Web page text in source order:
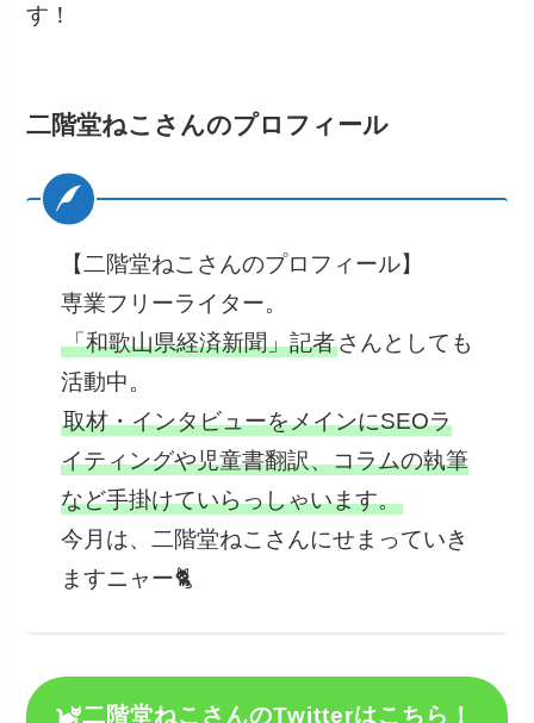
す！
二階堂ねこさんのプロフィール
【二階堂ねこさんのプロフィール】
専業フリーライター。
「和歌山県経済新聞」記者さんとしても
活動中。
取材・インタビューをメインにSEOラ
イティングや児童書翻訳、コラムの執筆
など手掛けていらっしゃいます。
今月は、二階堂ねこさんにせまっていき
ますニャー🐈‍
二階堂ねこさんのTwitterはこちら！